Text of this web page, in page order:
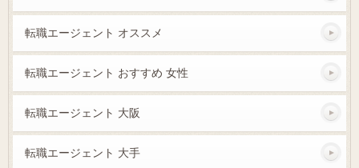
転職エージェント オススメ
転職エージェント おすすめ 女性
転職エージェント 大阪
転職エージェント 大手